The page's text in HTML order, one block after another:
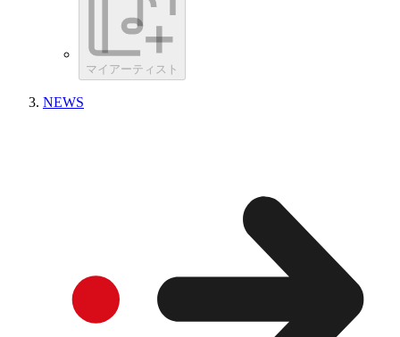
マイアーティスト
NEWS